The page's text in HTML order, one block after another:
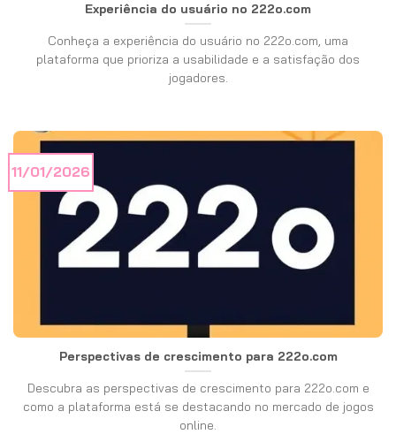
Experiência do usuário no 222o.com
Conheça a experiência do usuário no 222o.com, uma
plataforma que prioriza a usabilidade e a satisfação dos
jogadores.
Perspectivas de crescimento para 222o.com
Descubra as perspectivas de crescimento para 222o.com e
como a plataforma está se destacando no mercado de jogos
online.
11/01/2026